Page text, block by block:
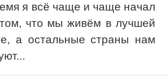
я всё чаще и чаще начал
что мы живём в лучшей
а остальные страны нам